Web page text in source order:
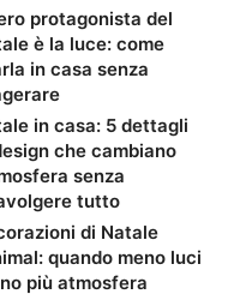
protagonista del
è la luce: come
in casa senza
in casa: 5 dettagli
che cambiano
senza
tutto
di Natale
quando meno luci
più atmosfera